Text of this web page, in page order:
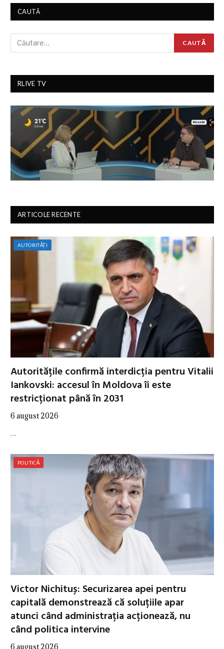
CAUTĂ
RLIVE TV
ARTICOLE RECENTE
AUTORITĂȚI
Autoritățile confirmă interdicția pentru Vitalii
Iankovski: accesul în Moldova îi este
restricționat până în 2031
6 august 2026
…
POLITICĂ
Victor Nichituș: Securizarea apei pentru
capitală demonstrează că soluțiile apar
atunci când administrația acționează, nu
când politica intervine
6 august 2026